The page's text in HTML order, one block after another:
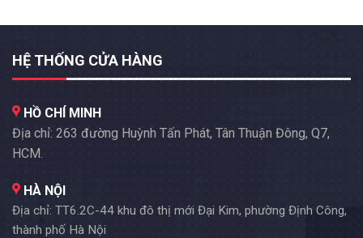
HỆ THỐNG CỬA HÀNG
HỒ CHÍ MINH
Địa chỉ: 263 đường Huỳnh Tấn Phát, Tân Thuận Đông, Q7,
HCM.
HÀ NỘI
Địa chỉ: TT6.2C-44 khu đô thị mới Đại Kim, phường Định Công,
thành phố Hà Nội